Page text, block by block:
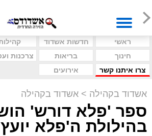
ראשי חדשות אשדוד
חינוך
בריאות צרכנות
צרו איתנו קשר
אירועים
אשדוד בקהילה > אשדוד בקהילה
ספר 'פלא דורש'
בהילולת ה'פלא